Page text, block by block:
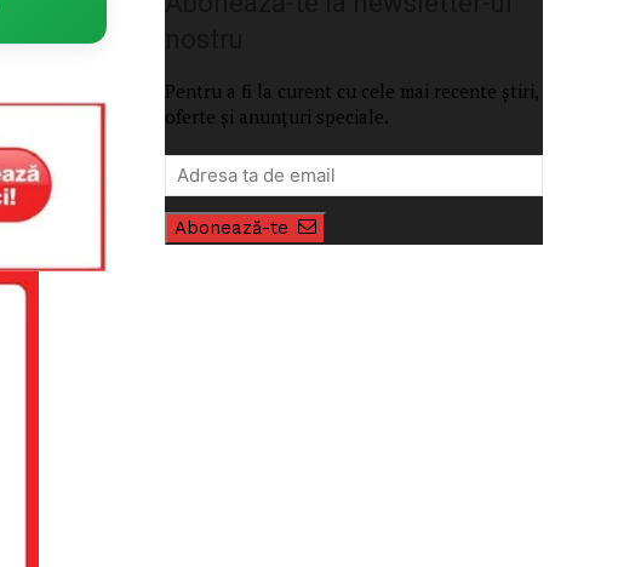
Pentru a fi la curent cu cele mai recente știri,
oferte și anunțuri speciale.
Abonează-te